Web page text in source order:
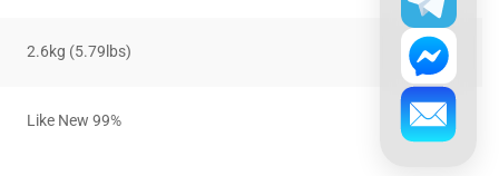
2.6kg (5.79lbs)
Like New 99%